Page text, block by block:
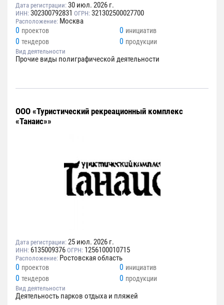
Дата регистрации: 30 июл. 2026 г.
ИНН: 302300792831 ОГРН: 321302500027700
Расположение: Москва
0 проектов 0 инициатив
0 тендеров 0 продукции
Вид деятельности
Прочие виды полиграфической деятельности
ООО «Туристический рекреационный комплекс
«Танаис»»
Дата регистрации: 25 июл. 2026 г.
ИНН: 6135009376 ОГРН: 1256100010715
Расположение: Ростовская область
0 проектов 0 инициатив
0 тендеров 0 продукции
Вид деятельности
Деятельность парков отдыха и пляжей